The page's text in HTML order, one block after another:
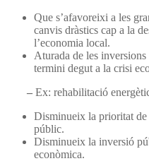
Que s’afavoreixi a les
canvis dràstics cap a la
l’economia local.
Aturada de les
termini degut a la crisi
– Ex: rehabilitació
Disminueix la prioritat de
públic.
Disminueix la inversió
econòmica.